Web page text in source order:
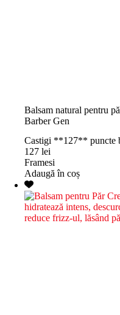
Balsam natural pentru
Barber Gen
Castigi **127** puncte
127 lei
Framesi
Adaugă în coș